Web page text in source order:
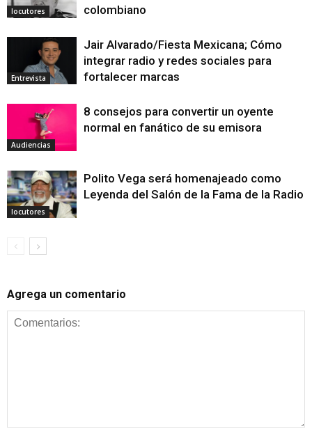
locutores
colombiano
Entrevista
Jair Alvarado/Fiesta Mexicana; Cómo
integrar radio y redes sociales para
fortalecer marcas
Audiencias
8 consejos para convertir un oyente
normal en fanático de su emisora
locutores
Polito Vega será homenajeado como
Leyenda del Salón de la Fama de la Radio
Agrega un comentario